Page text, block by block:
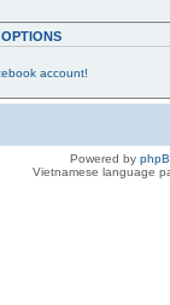
Powered by
Vietnamese language